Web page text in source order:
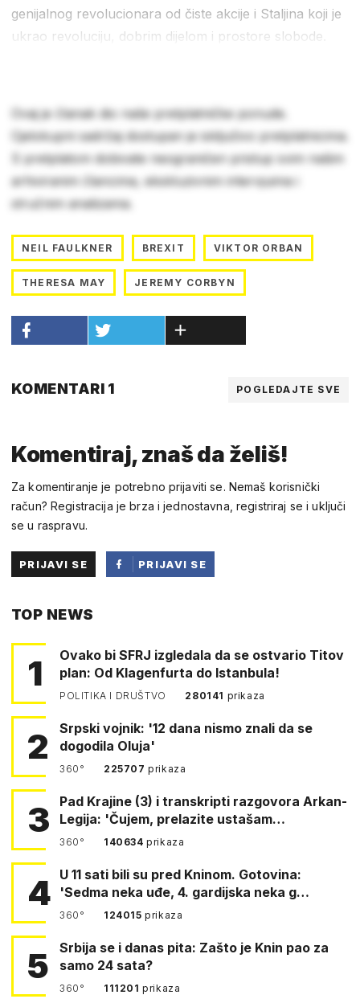
genijalnog revolucionara od čiste akcije i Staljina koji je
ukrao revoluciju, dobrim dijelom i prostore slobode.
Ovaj je članak dio naše pretplatničke ponude.
Cjelokupni sadržaj dostupan je isključivo pretplatnicima.
S pretplatom dobivate neograničen pristup svim našim
arhiviranim člancima, ekskluzivnim intervjuima i
stručnim analizama.
NEIL FAULKNER BREXIT VIKTOR ORBAN
THERESA MAY JEREMY CORBYN
KOMENTARI 1 POGLEDAJTE SVE
Komentiraj, znaš da želiš!
Za komentiranje je potrebno prijaviti se. Nemaš korisnički
račun? Registracija je brza i jednostavna, registriraj se i uključi
se u raspravu.
PRIJAVI SE
PRIJAVI SE
TOP NEWS
1
Ovako bi SFRJ izgledala da se ostvario Titov
plan: Od Klagenfurta do Istanbula!
POLITIKA I DRUŠTVO 280141 prikaza
2
Srpski vojnik: '12 dana nismo znali da se
dogodila Oluja'
360° 225707prikaza
3
Pad Krajine (3) i transkripti razgovora Arkan-
Legija: 'Čujem, prelazite ustašam…
360° 140634prikaza
4 U 11 sati bili su pred Kninom. Gotovina:
'Sedma neka uđe, 4. gardijska neka g…
360° 124015prikaza
5
Srbija se i danas pita: Zašto je Knin pao za
samo 24 sata?
360° 111201prikaza